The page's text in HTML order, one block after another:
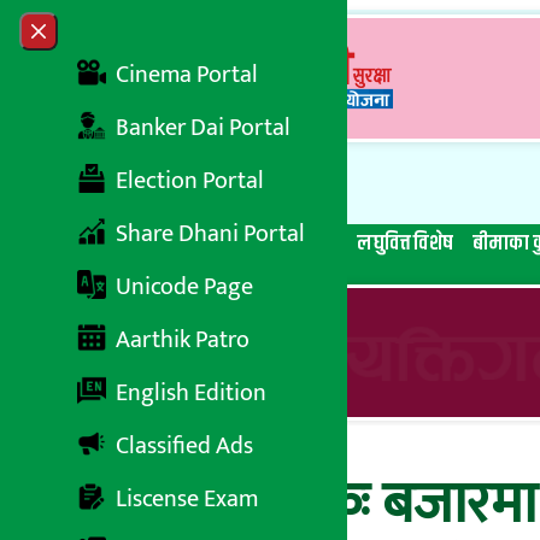
Skip to content
Close menu
Cinema Portal
Banker Dai Portal
Election Portal
Share Dhani Portal
Unicode Page
Aarthik Patro
English Edition
Classified Ads
Liscense Exam
सबै समाचार बेथिति मुर्दाबाद बैंकिङ विशेष लघुवित्त विशेष बीमाका
वर्ल्डकपको रौनकः